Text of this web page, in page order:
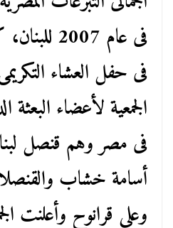
فى عام
فى حفل العشاء
الجمعية لأعضاء البعثة
فى مصر وهم قنصل
أسامة خشاب
وعلى قرانوح وأعلنت